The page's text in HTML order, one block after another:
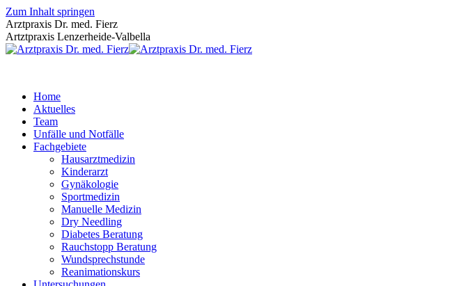
Zum Inhalt springen
Arztpraxis Dr. med. Fierz
Artztpraxis Lenzerheide-Valbella
Home
Aktuelles
Team
Unfälle und Notfälle
Fachgebiete
Hausarztmedizin
Kinderarzt
Gynäkologie
Sportmedizin
Manuelle Medizin
Dry Needling
Diabetes Beratung
Rauchstopp Beratung
Wundsprechstunde
Reanimationskurs